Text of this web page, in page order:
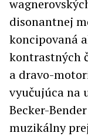
disonantnej
koncipovaná
kontrastných
a dravo-
vyučujúca na
Becker-
muzikálny